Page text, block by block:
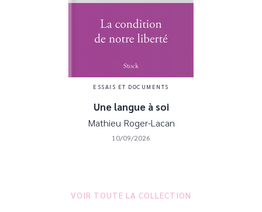
ESSAIS ET DOCUMENTS
Une langue à soi
Mathieu Roger-Lacan
10/09/2026
VOIR TOUTE LA COLLECTION